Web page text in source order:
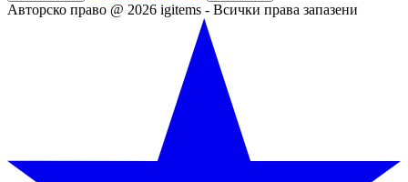
Авторско право @ 2026 igitems - Всички права запазени